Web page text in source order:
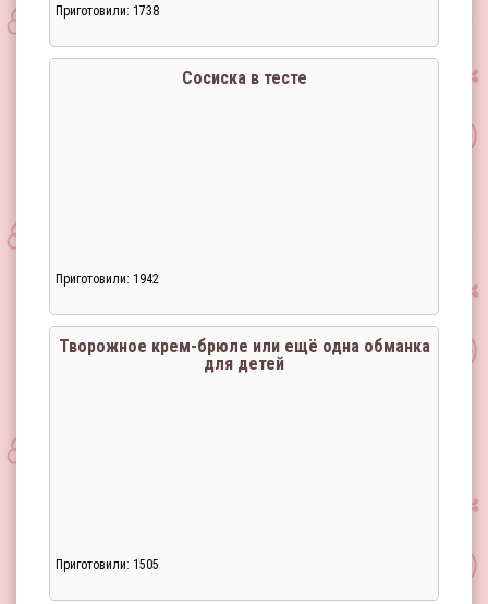
Приготовили: 1738
Сосиска в тесте
Приготовили: 1942
Творожное крем-брюле или ещё одна обманка
для детей
Приготовили: 1505